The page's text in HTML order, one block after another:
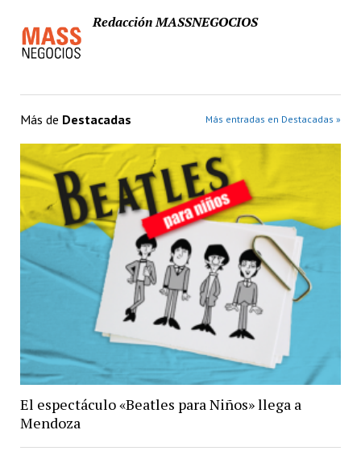
Redacción MASSNEGOCIOS
Más de Destacadas Más entradas en Destacadas »
El espectáculo «Beatles para Niños» llega a
Mendoza